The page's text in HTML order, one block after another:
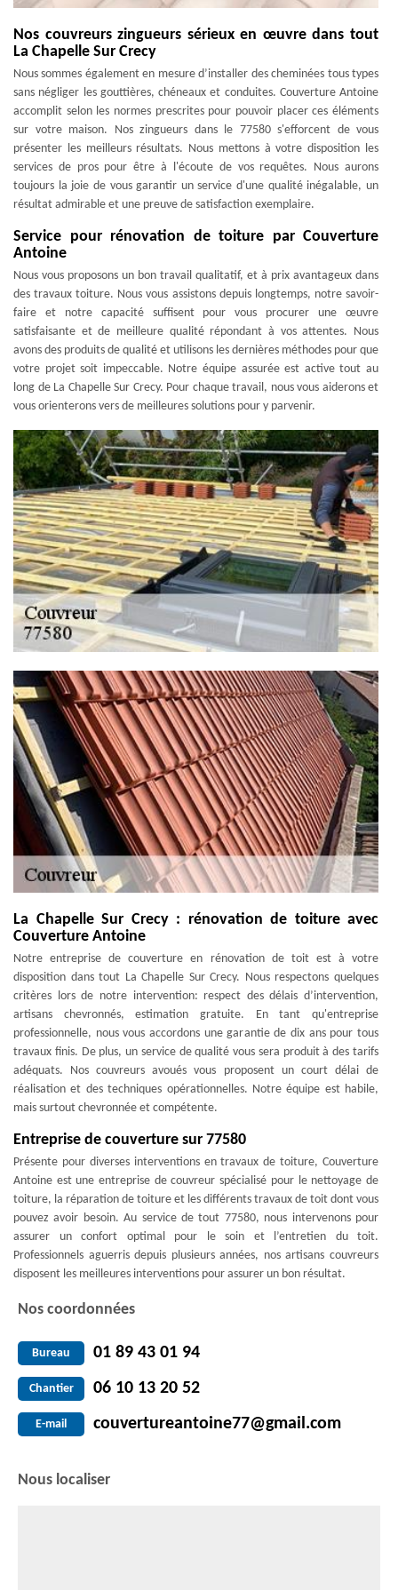
Nos couvreurs zingueurs sérieux en œuvre dans tout
La Chapelle Sur Crecy
Nous sommes également en mesure d’installer des cheminées tous types
sans négliger les gouttières, chéneaux et conduites. Couverture Antoine
accomplit selon les normes prescrites pour pouvoir placer ces éléments
sur votre maison. Nos zingueurs dans le 77580 s'efforcent de vous
présenter les meilleurs résultats. Nous mettons à votre disposition les
services de pros pour être à l'écoute de vos requêtes. Nous aurons
toujours la joie de vous garantir un service d'une qualité inégalable, un
résultat admirable et une preuve de satisfaction exemplaire.
Service pour rénovation de toiture par Couverture
Antoine
Nous vous proposons un bon travail qualitatif, et à prix avantageux dans
des travaux toiture. Nous vous assistons depuis longtemps, notre savoir-
faire et notre capacité suffisent pour vous procurer une œuvre
satisfaisante et de meilleure qualité répondant à vos attentes. Nous
avons des produits de qualité et utilisons les dernières méthodes pour que
votre projet soit impeccable. Notre équipe assurée est active tout au
long de La Chapelle Sur Crecy. Pour chaque travail, nous vous aiderons et
vous orienterons vers de meilleures solutions pour y parvenir.
La Chapelle Sur Crecy : rénovation de toiture avec
Couverture Antoine
Notre entreprise de couverture en rénovation de toit est à votre
disposition dans tout La Chapelle Sur Crecy. Nous respectons quelques
critères lors de notre intervention: respect des délais d’intervention,
artisans chevronnés, estimation gratuite. En tant qu'entreprise
professionnelle, nous vous accordons une garantie de dix ans pour tous
travaux finis. De plus, un service de qualité vous sera produit à des tarifs
adéquats. Nos couvreurs avoués vous proposent un court délai de
réalisation et des techniques opérationnelles. Notre équipe est habile,
mais surtout chevronnée et compétente.
Entreprise de couverture sur 77580
Présente pour diverses interventions en travaux de toiture, Couverture
Antoine est une entreprise de couvreur spécialisé pour le nettoyage de
toiture, la réparation de toiture et les différents travaux de toit dont vous
pouvez avoir besoin. Au service de tout 77580, nous intervenons pour
assurer un confort optimal pour le soin et l’entretien du toit.
Professionnels aguerris depuis plusieurs années, nos artisans couvreurs
disposent les meilleures interventions pour assurer un bon résultat.
Nos coordonnées
Bureau 01 89 43 01 94
Chantier 06 10 13 20 52
E-mail couvertureantoine77@gmail.com
Nous localiser